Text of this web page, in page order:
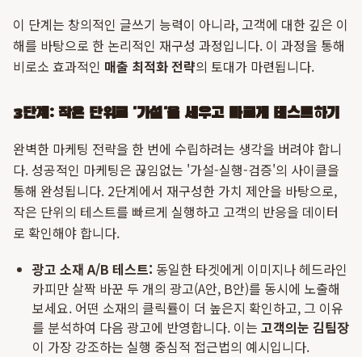
이 단계는 창의적인 글쓰기 능력이 아니라, 고객에 대한 깊은 이
해를 바탕으로 한 논리적인 재구성 과정입니다. 이 과정을 통해
비로소 효과적인 매출 최적화 전략의 토대가 마련됩니다.
3단계: 작은 단위로 '가설'을 세우고 빠르게 테스트하기
완벽한 마케팅 전략을 한 번에 수립하려는 생각을 버려야 합니
다. 성공적인 마케팅은 끊임없는 '가설-실행-검증'의 사이클을
통해 완성됩니다. 2단계에서 재구성한 가치 제안을 바탕으로,
작은 단위의 테스트를 빠르게 실행하고 고객의 반응을 데이터
로 확인해야 합니다.
광고 소재 A/B 테스트: 동일한 타겟에게 이미지나 헤드라인
카피만 살짝 바꾼 두 개의 광고(A안, B안)를 동시에 노출해
보세요. 어떤 소재의 클릭률이 더 높은지 확인하고, 그 이유
를 분석하여 다음 광고에 반영합니다. 이는 고객의눈 김팀장
이 가장 강조하는 실행 중심적 접근법의 예시입니다.